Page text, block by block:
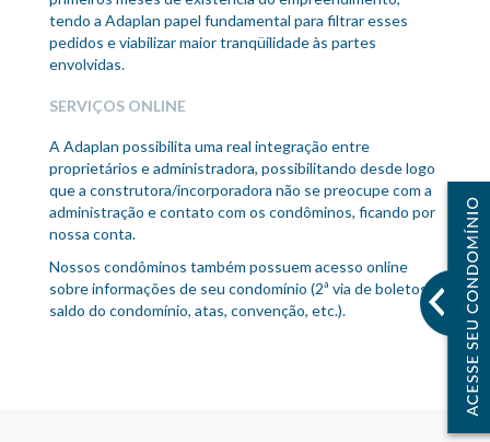
tendo a Adaplan papel fundamental para filtrar esses
pedidos e viabilizar maior tranqüilidade às partes
envolvidas.
SERVIÇOS ONLINE
A Adaplan possibilita uma real integração entre
proprietários e administradora, possibilitando desde logo
que a construtora/incorporadora não se preocupe com a
administração e contato com os condôminos, ficando por
nossa conta.
Nossos condôminos também possuem acesso online
sobre informações de seu condomínio (2ª via de boletos,
saldo do condomínio, atas, convenção, etc.).